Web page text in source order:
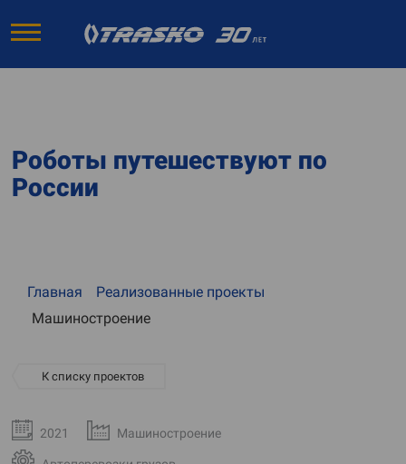
Роботы путешествуют по
России
Главная
Реализованные проекты
Машиностроение
К списку проектов
2021 Машиностроение